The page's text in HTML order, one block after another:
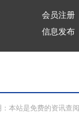
会员注册
信息发布
：本站是免费的资讯查